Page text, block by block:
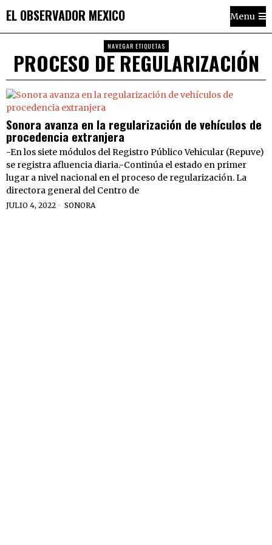
EL OBSERVADOR MEXICO Menu
NAVEGAR ETIQUETAS
PROCESO DE REGULARIZACIÓN
Sonora avanza en la regularización de vehículos de
procedencia extranjera
-En los siete módulos del Registro Público Vehicular (Repuve)
se registra afluencia diaria.-Continúa el estado en primer
lugar a nivel nacional en el proceso de regularización. La
directora general del Centro de
JULIO 4, 2022 SONORA